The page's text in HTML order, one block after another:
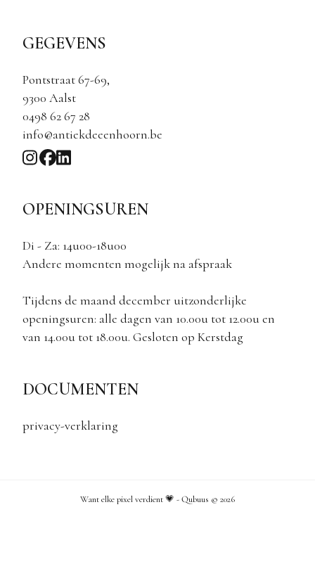
GEGEVENS
Pontstraat 67-69,
9300 Aalst
0498 62 67 28
info@antiekdeeenhoorn.be
OPENINGSUREN
Di - Za: 14u00-18u00
Andere momenten mogelijk na afspraak
Tijdens de maand december uitzonderlijke
openingsuren: alle dagen van 10.00u tot 12.00u en
van 14.00u tot 18.00u. Gesloten op Kerstdag
DOCUMENTEN
privacy-verklaring
Want elke pixel verdient 💗 - Qubuus © 2026